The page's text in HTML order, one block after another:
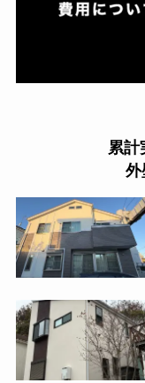
累計
外